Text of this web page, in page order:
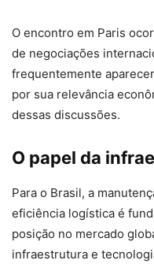
O encontro em Paris
de negociações
frequentemente
por sua relevância
dessas discussões.
O papel da
Para o Brasil, a
eficiência logística é
posição no mercado
infraestrutura e